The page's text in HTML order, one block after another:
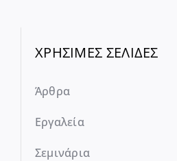
ΧΡΗΣΙΜΕΣ ΣΕΛΙΔΕΣ
Άρθρα
Εργαλεία
Σεμινάρια